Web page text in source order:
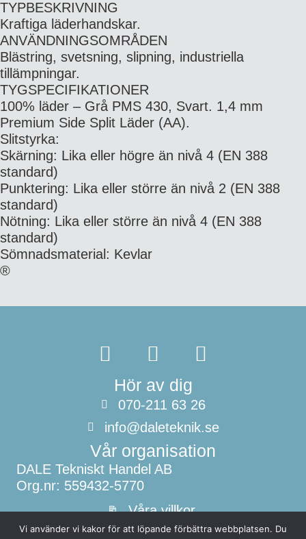
TYPBESKRIVNING
Kraftiga läderhandskar.
ANVÄNDNINGSOMRÅDEN
Blästring, svetsning, slipning, industriella
tillämpningar.
TYGSPECIFIKATIONER
100% läder – Grå PMS 430, Svart. 1,4 mm
Premium Side Split Läder (AA).
Slitstyrka:
Skärning: Lika eller högre än nivå 4 (EN 388
standard)
Punktering: Lika eller större än nivå 2 (EN 388
standard)
Nötning: Lika eller större än nivå 4 (EN 388
standard)
Sömnadsmaterial: Kevlar
®
Hör av dig
070-211 63 26
info@daleteknik.se
Vår organisation
DALE Tekniskt Handel AB
Org.nr: 559432-5770
Våra villkor
Vi stödjer
Vi använder vi kakor för att löpande förbättra webbplatsen. Du